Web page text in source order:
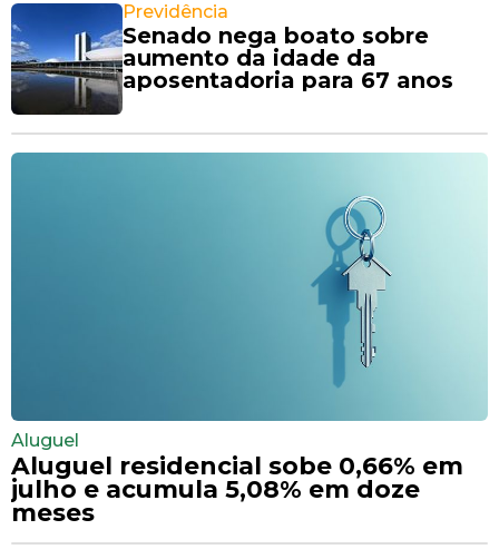
Previdência
Senado nega boato sobre
aumento da idade da
aposentadoria para 67 anos
Aluguel
Aluguel residencial sobe 0,66% em
julho e acumula 5,08% em doze
meses